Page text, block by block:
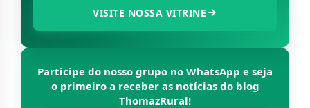
VISITE NOSSA VITRINE
Participe do nosso grupo no WhatsApp e seja
o primeiro a receber as notícias do blog
ThomazRural!